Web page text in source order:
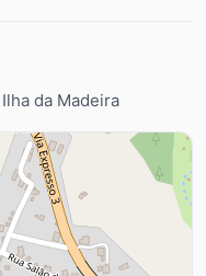
da Madeira